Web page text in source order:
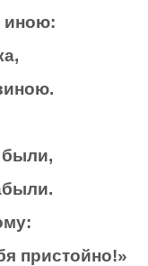
иною:
были,
пристойно!»